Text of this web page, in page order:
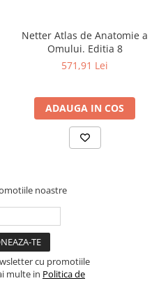
Netter Atlas de Anatomie a
Omului. Editia 8
571,91 Lei
ADAUGA IN COS
noastre
cu promotiile
multe in Politica de